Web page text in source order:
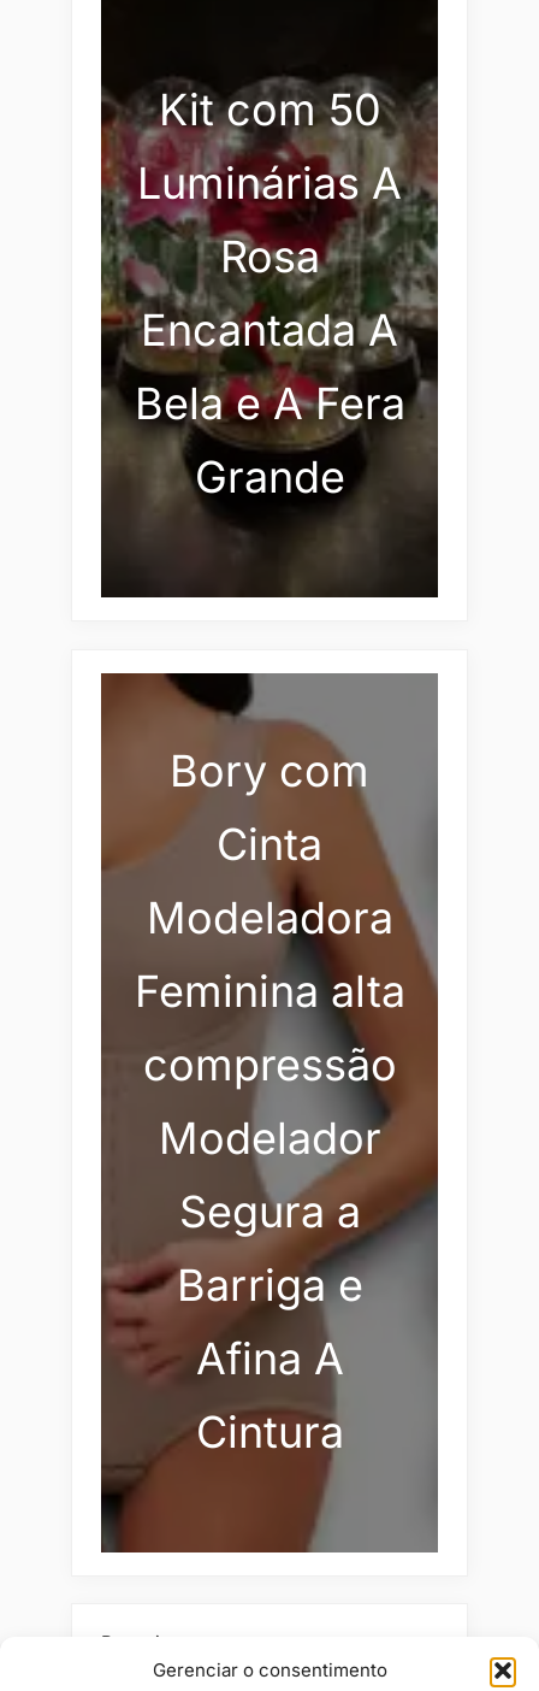
Gerenciar o consentimento
Kit com 50
Luminárias A
Rosa
Encantada A
Bela e A Fera
Grande
Bory com
Cinta
Modeladora
Feminina alta
compressão
Modelador
Segura a
Barriga e
Afina A
Cintura
Pesquisar